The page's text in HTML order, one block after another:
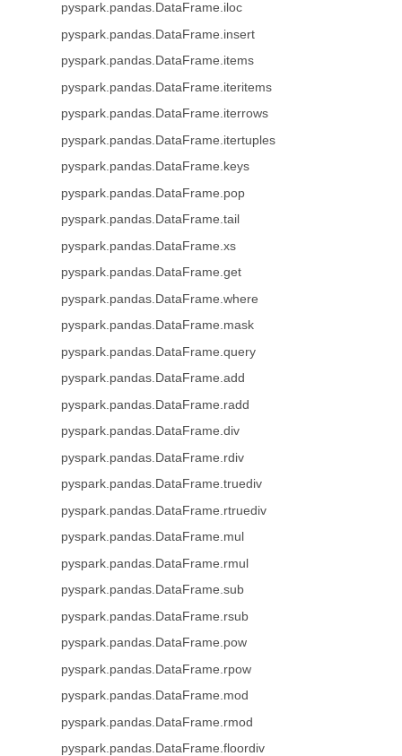
pyspark.pandas.DataFrame.iloc
pyspark.pandas.DataFrame.insert
pyspark.pandas.DataFrame.items
pyspark.pandas.DataFrame.iteritems
pyspark.pandas.DataFrame.iterrows
pyspark.pandas.DataFrame.itertuples
pyspark.pandas.DataFrame.keys
pyspark.pandas.DataFrame.pop
pyspark.pandas.DataFrame.tail
pyspark.pandas.DataFrame.xs
pyspark.pandas.DataFrame.get
pyspark.pandas.DataFrame.where
pyspark.pandas.DataFrame.mask
pyspark.pandas.DataFrame.query
pyspark.pandas.DataFrame.add
pyspark.pandas.DataFrame.radd
pyspark.pandas.DataFrame.div
pyspark.pandas.DataFrame.rdiv
pyspark.pandas.DataFrame.truediv
pyspark.pandas.DataFrame.rtruediv
pyspark.pandas.DataFrame.mul
pyspark.pandas.DataFrame.rmul
pyspark.pandas.DataFrame.sub
pyspark.pandas.DataFrame.rsub
pyspark.pandas.DataFrame.pow
pyspark.pandas.DataFrame.rpow
pyspark.pandas.DataFrame.mod
pyspark.pandas.DataFrame.rmod
pyspark.pandas.DataFrame.floordiv